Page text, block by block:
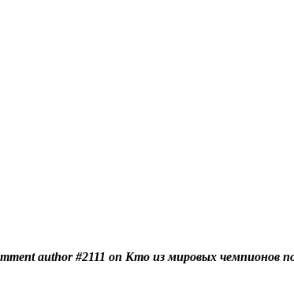
author #2111 on Кто из мировых чемпионов